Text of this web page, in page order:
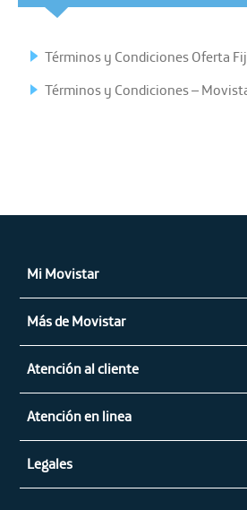
Términos y Condiciones Oferta
Términos y Condiciones –
Mi Movistar
Ingresar
App Mi Movistar
Regístrate
Más de Movistar
Privilegios Movistar
Atención al cliente
Alza de Tarifas
Mapa cobertura móvil
Atención en linea
Recargas
Conoce tu factura
Movistar Preferencial
Legales
Contáctenos (Peticiones, quejas y